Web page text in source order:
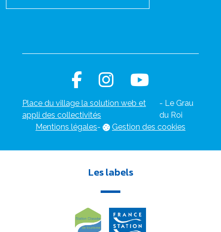
Place du village la solution web et
appli des collectivités
- Le Grau
du Roi
Mentions légales- Gestion des cookies
Les labels